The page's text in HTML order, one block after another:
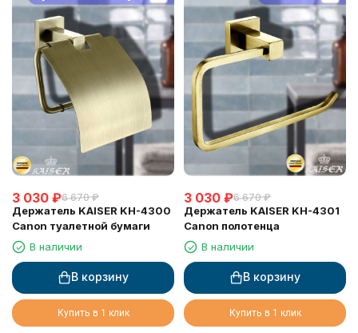
3 030 ₽6 670 ₽
Держатель KAISER KH-4300
Canon туалетной бумаги
В наличии
В корзину
Купить в 1 клик
3 030 ₽6 670 ₽
Держатель KAISER KH-4301
Canon полотенца
В наличии
В корзину
Купить в 1 клик